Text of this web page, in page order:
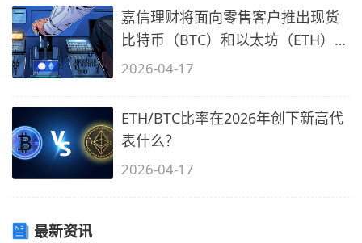
嘉信理财将面向零售客户推出现货
比特币（BTC）和以太坊（ETH）交
易
2026-04-17
ETH/BTC比率在2026年创下新高代
表什么？
2026-04-17
最新资讯